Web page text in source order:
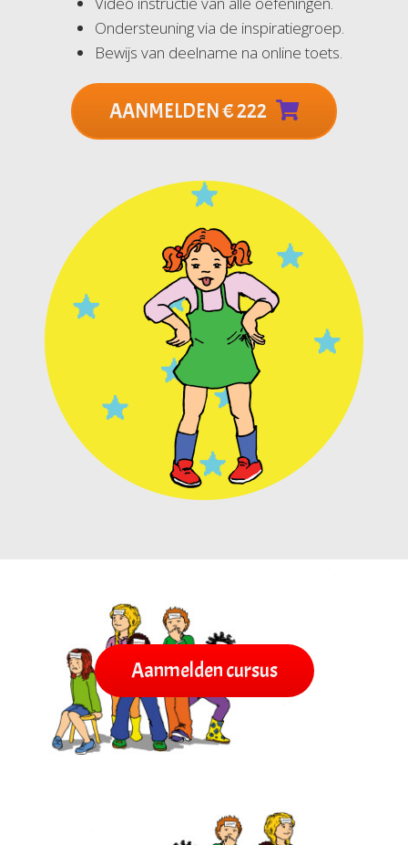
Ondersteuning via de inspiratiegroep.
Bewijs van deelname na online toets.
AANMELDEN € 222
Aanmelden cursus